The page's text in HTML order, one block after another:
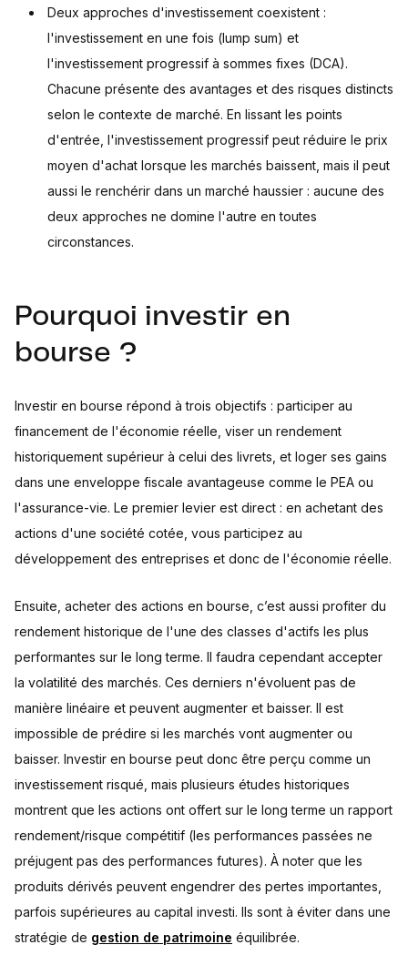
Deux approches d'investissement coexistent :
l'investissement en une fois (lump sum) et
l'investissement progressif à sommes fixes (DCA).
Chacune présente des avantages et des risques distincts
selon le contexte de marché. En lissant les points
d'entrée, l'investissement progressif peut réduire le prix
moyen d'achat lorsque les marchés baissent, mais il peut
aussi le renchérir dans un marché haussier : aucune des
deux approches ne domine l'autre en toutes
circonstances.
Pourquoi investir en
bourse ?
Investir en bourse répond à trois objectifs : participer au
financement de l'économie réelle, viser un rendement
historiquement supérieur à celui des livrets, et loger ses gains
dans une enveloppe fiscale avantageuse comme le PEA ou
l'assurance-vie. Le premier levier est direct : en achetant des
actions d'une société cotée, vous participez au
développement des entreprises et donc de l'économie réelle.
Ensuite, acheter des actions en bourse, c’est aussi profiter du
rendement historique de l'une des classes d'actifs les plus
performantes sur le long terme. Il faudra cependant accepter
la volatilité des marchés. Ces derniers n'évoluent pas de
manière linéaire et peuvent augmenter et baisser. Il est
impossible de prédire si les marchés vont augmenter ou
baisser. Investir en bourse peut donc être perçu comme un
investissement risqué, mais plusieurs études historiques
montrent que les actions ont offert sur le long terme un rapport
rendement/risque compétitif (les performances passées ne
préjugent pas des performances futures). À noter que les
produits dérivés peuvent engendrer des pertes importantes,
parfois supérieures au capital investi. Ils sont à éviter dans une
stratégie de gestion de patrimoine équilibrée.